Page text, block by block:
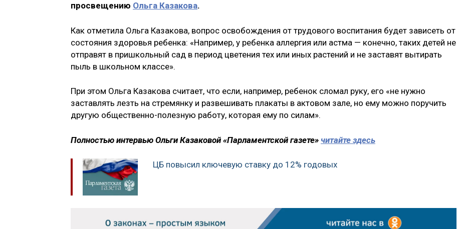
просвещению Ольга Казакова.
Как отметила Ольга Казакова, вопрос освобождения от трудового воспитания будет зависеть от
состояния здоровья ребенка: «Например, у ребенка аллергия или астма — конечно, таких детей не
отправят в пришкольный сад в период цветения тех или иных растений и не заставят вытирать
пыль в школьном классе».
При этом Ольга Казакова считает, что если, например, ребенок сломал руку, его «не нужно
заставлять лезть на стремянку и развешивать плакаты в актовом зале, но ему можно поручить
другую общественно-полезную работу, которая ему по силам».
Полностью интервью Ольги Казаковой «Парламентской газете» читайте здесь
ЦБ повысил ключевую ставку до 12% годовых